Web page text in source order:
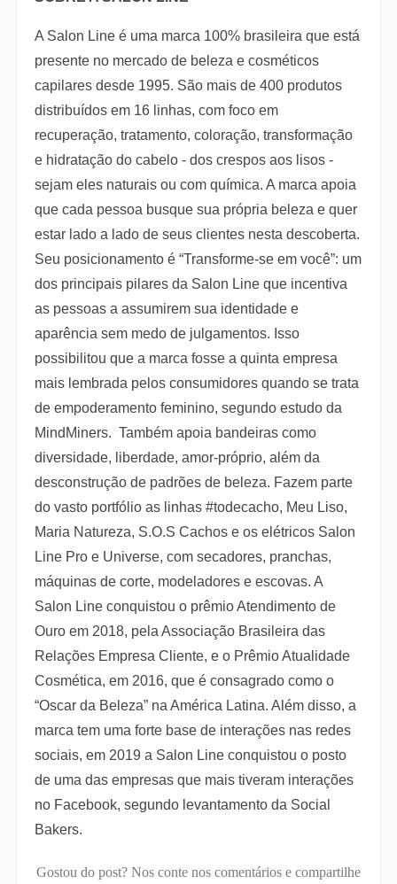
A Salon Line é uma marca 100% brasileira que está
presente no mercado de beleza e cosméticos
capilares desde 1995. São mais de 400 produtos
distribuídos em 16 linhas, com foco em
recuperação, tratamento, coloração, transformação
e hidratação do cabelo - dos crespos aos lisos -
sejam eles naturais ou com química. A marca apoia
que cada pessoa busque sua própria beleza e quer
estar lado a lado de seus clientes nesta descoberta.
Seu posicionamento é “Transforme-se em você”: um
dos principais pilares da Salon Line que incentiva
as pessoas a assumirem sua identidade e
aparência sem medo de julgamentos. Isso
possibilitou que a marca fosse a quinta empresa
mais lembrada pelos consumidores quando se trata
de empoderamento feminino, segundo estudo da
MindMiners. Também apoia bandeiras como
diversidade, liberdade, amor-próprio, além da
desconstrução de padrões de beleza. Fazem parte
do vasto portfólio as linhas #todecacho, Meu Liso,
Maria Natureza, S.O.S Cachos e os elétricos Salon
Line Pro e Universe, com secadores, pranchas,
máquinas de corte, modeladores e escovas. A
Salon Line conquistou o prêmio Atendimento de
Ouro em 2018, pela Associação Brasileira das
Relações Empresa Cliente, e o Prêmio Atualidade
Cosmética, em 2016, que é consagrado como o
“Oscar da Beleza” na América Latina. Além disso, a
marca tem uma forte base de interações nas redes
sociais, em 2019 a Salon Line conquistou o posto
de uma das empresas que mais tiveram interações
no Facebook, segundo levantamento da Social
Bakers.
Gostou do post? Nos conte nos comentários e compartilhe